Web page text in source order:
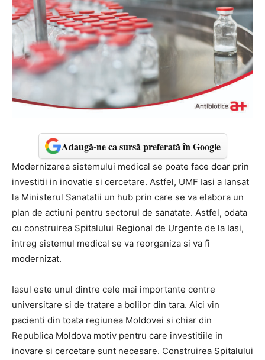
Adaugă-ne ca sursă preferată în Google
Modernizarea sistemului medical se poate face doar prin
investitii in inovatie si cercetare. Astfel, UMF Iasi a lansat
la Ministerul Sanatatii un hub prin care se va elabora un
plan de actiuni pentru sectorul de sanatate. Astfel, odata
cu construirea Spitalului Regional de Urgente de la Iasi,
intreg sistemul medical se va reorganiza si va fi
modernizat.
Iasul este unul dintre cele mai importante centre
universitare si de tratare a bolilor din tara. Aici vin
pacienti din toata regiunea Moldovei si chiar din
Republica Moldova motiv pentru care investitiile in
inovare si cercetare sunt necesare. Construirea Spitalului